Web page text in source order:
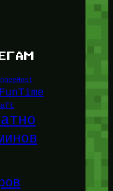
FunTime